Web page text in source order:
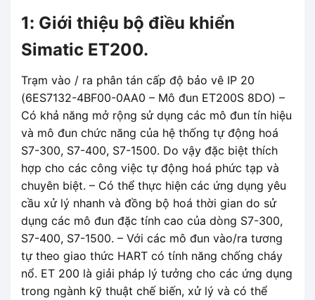
1: Giới thiệu bộ điều khiển
Simatic ET200.
Trạm vào / ra phân tán cấp độ bảo vê IP 20
(6ES7132-4BF00-0AA0 – Mô đun ET200S 8DO) –
Có khả năng mở rộng sử dụng các mô đun tín hiệu
và mô đun chức năng của hệ thống tự động hoá
S7-300, S7-400, S7-1500. Do vậy đặc biệt thích
hợp cho các công việc tự động hoá phức tạp và
chuyên biệt. – Có thể thực hiện các ứng dụng yêu
cầu xử lý nhanh và đồng bộ hoá thời gian do sử
dụng các mô đun đặc tính cao của dòng S7-300,
S7-400, S7-1500. – Với các mô đun vào/ra tương
tự theo giao thức HART có tính năng chống cháy
nổ. ET 200 là giải pháp lý tưởng cho các ứng dụng
trong ngành kỹ thuật chế biến, xử lý và có thể